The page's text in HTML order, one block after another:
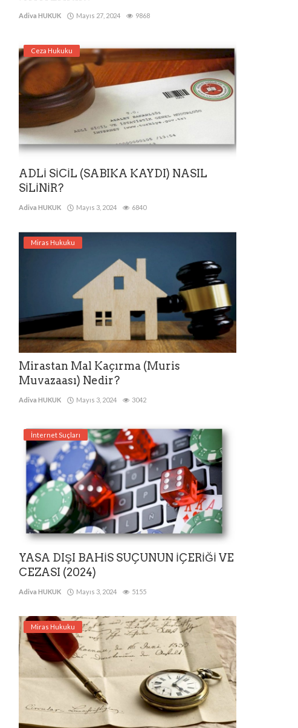
Adiva HUKUK Mayıs 27, 2024 9868
Ceza Hukuku
ADLİ SİCİL (SABIKA KAYDI) NASIL
SİLİNİR?
Adiva HUKUK Mayıs 3, 2024 6840
Miras Hukuku
Mirastan Mal Kaçırma (Muris
Muvazaası) Nedir?
Adiva HUKUK Mayıs 3, 2024 3042
İnternet Suçları
YASA DIŞI BAHİS SUÇUNUN İÇERİĞİ VE
CEZASI (2024)
Adiva HUKUK Mayıs 3, 2024 5155
Miras Hukuku